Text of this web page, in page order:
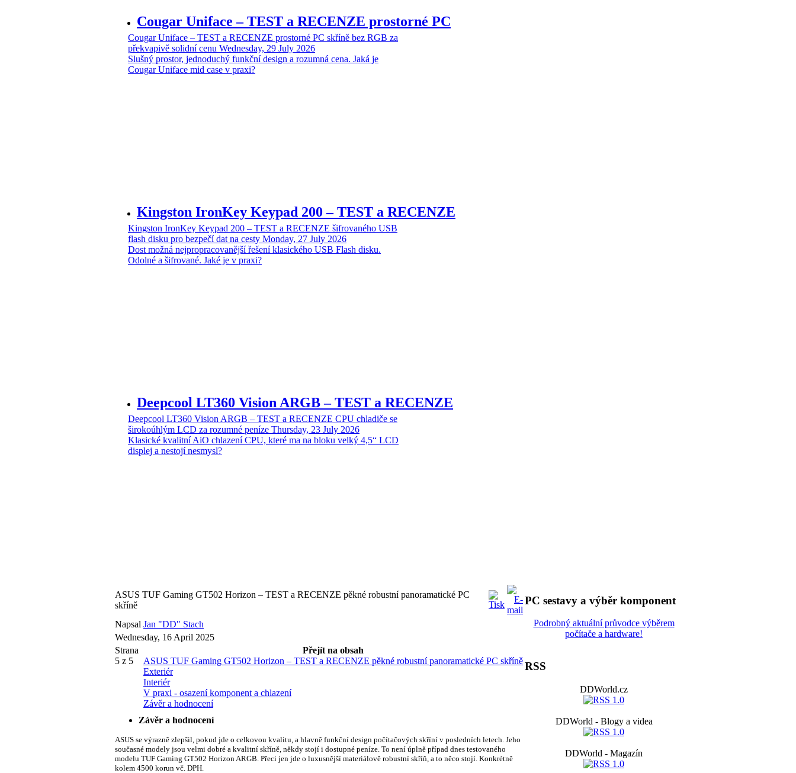
Cougar Uniface – TEST a RECENZE prostorné PC
Cougar Uniface – TEST a RECENZE prostorné PC skříně bez RGB za
překvapivě solidní cenu Wednesday, 29 July 2026
Slušný prostor, jednoduchý funkční design a rozumná cena. Jaká je
Cougar Uniface mid case v praxi?
Kingston IronKey Keypad 200 – TEST a RECENZE
Kingston IronKey Keypad 200 – TEST a RECENZE šifrovaného USB
flash disku pro bezpečí dat na cesty Monday, 27 July 2026
Dost možná nejpropracovanější řešení klasického USB Flash disku.
Odolné a šifrované. Jaké je v praxi?
Deepcool LT360 Vision ARGB – TEST a RECENZE
Deepcool LT360 Vision ARGB – TEST a RECENZE CPU chladiče se
širokoúhlým LCD za rozumné peníze Thursday, 23 July 2026
Klasické kvalitní AiO chlazení CPU, které ma na bloku velký 4,5“ LCD
displej a nestojí nesmysl?
ASUS TUF Gaming GT502 Horizon – TEST a RECENZE pěkné robustní panoramatické PC
skříně
Napsal Jan "DD" Stach
Wednesday, 16 April 2025
Přejít na obsah
ASUS TUF Gaming GT502 Horizon – TEST a RECENZE pěkné robustní panoramatické PC skříně
Exteriér
Interiér
V praxi - osazení komponent a chlazení
Závěr a hodnocení
Strana
5 z 5
Závěr a hodnocení
ASUS se výrazně zlepšil, pokud jde o celkovou kvalitu, a hlavně funkční design počítačových skříní v posledních letech. Jeho
současné modely jsou velmi dobré a kvalitní skříně, někdy stojí i dostupné peníze. To není úplně případ dnes testovaného
modelu TUF Gaming GT502 Horizon ARGB. Přeci jen jde o luxusnější materiálově robustní skříň, a to něco stojí. Konkrétně
kolem 4500 korun vč. DPH.
PC sestavy a výběr komponent
Podrobný aktuální průvodce výběrem
počítače a hardware!
RSS
DDWorld.cz
DDWorld - Blogy a videa
DDWorld - Magazín